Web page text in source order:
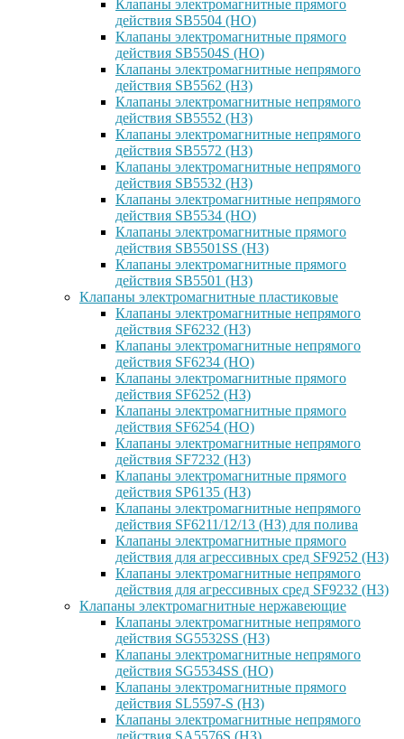
Клапаны электромагнитные прямого
действия SB5504 (НО)
Клапаны электромагнитные прямого
действия SB5504S (НО)
Клапаны электромагнитные непрямого
действия SB5562 (НЗ)
Клапаны электромагнитные непрямого
действия SB5552 (НЗ)
Клапаны электромагнитные непрямого
действия SB5572 (НЗ)
Клапаны электромагнитные непрямого
действия SB5532 (НЗ)
Клапаны электромагнитные непрямого
действия SB5534 (НО)
Клапаны электромагнитные прямого
действия SB5501SS (НЗ)
Клапаны электромагнитные прямого
действия SB5501 (НЗ)
Клапаны электромагнитные пластиковые
Клапаны электромагнитные непрямого
действия SF6232 (НЗ)
Клапаны электромагнитные непрямого
действия SF6234 (НО)
Клапаны электромагнитные прямого
действия SF6252 (НЗ)
Клапаны электромагнитные прямого
действия SF6254 (НО)
Клапаны электромагнитные непрямого
действия SF7232 (НЗ)
Клапаны электромагнитные прямого
действия SP6135 (НЗ)
Клапаны электромагнитные непрямого
действия SF6211/12/13 (НЗ) для полива
Клапаны электромагнитные прямого
действия для агрессивных сред SF9252 (H3)
Клапаны электромагнитные непрямого
действия для агрессивных сред SF9232 (H3)
Клапаны электромагнитные нержавеющие
Клапаны электромагнитные непрямого
действия SG5532SS (НЗ)
Клапаны электромагнитные непрямого
действия SG5534SS (НО)
Клапаны электромагнитные прямого
действия SL5597-S (НЗ)
Клапаны электромагнитные непрямого
действия SA5576S (НЗ)